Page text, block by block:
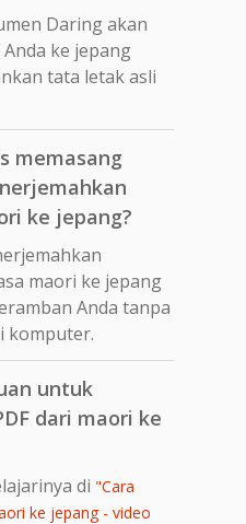
Daring akan
ke jepang
tata letak asli
memasang
ke jepang?
maori ke jepang
Anda tanpa
komputer.
untuk
dari maori ke
di "Cara
ke jepang - video